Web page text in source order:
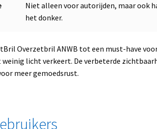
Niet alleen voor autorijden, maar ook
het donker.
Overzetbril ANWB tot een must-have
licht verkeert. De verbeterde
meer gemoedsrust.